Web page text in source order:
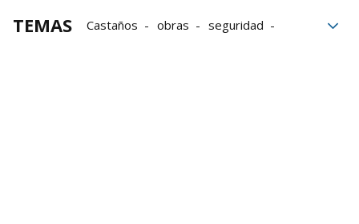
TEMAS Castaños obras
seguridad